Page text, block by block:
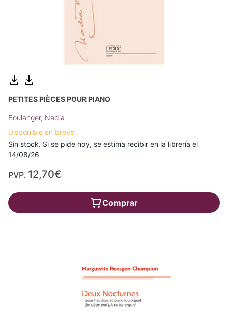
PETITES PIÈCES POUR PIANO
Boulanger, Nadia
Disponible en breve
Sin stock. Si se pide hoy, se estima recibir en la librería el
14/08/26
PVP. 12,70€
Comprar